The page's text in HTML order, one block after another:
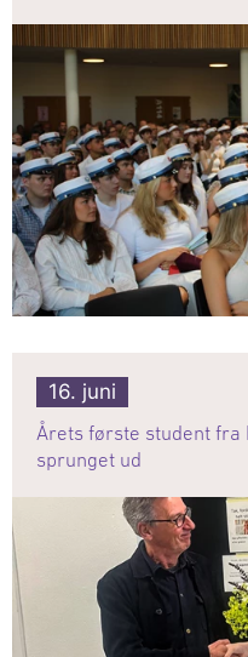
16. juni
Årets første student fra
sprunget ud